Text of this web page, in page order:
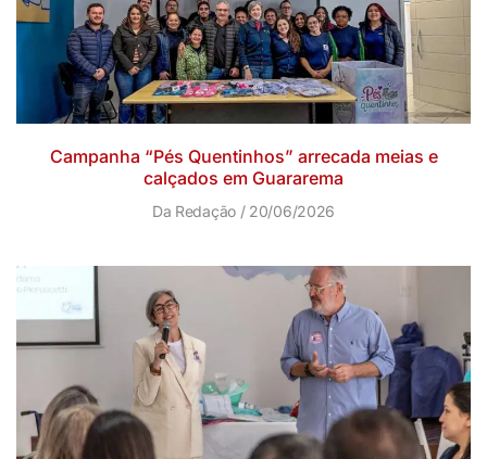
Campanha “Pés Quentinhos” arrecada meias e
calçados em Guararema
Da Redação 20/06/2026